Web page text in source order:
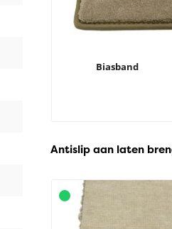
Biasband
Antislip aan laten